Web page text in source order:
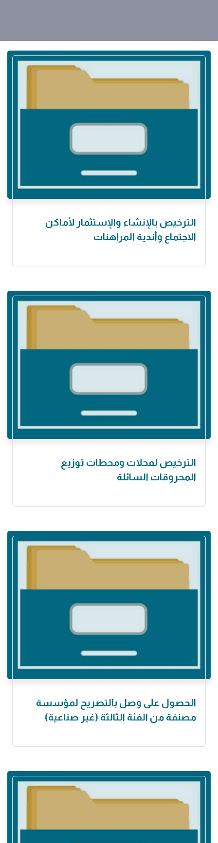
الترخيص بالإنشاء والإستثمار لأماكن
الاجتماع وأندية المراهنات
الترخيص لمحلات ومحطات توزيع
المحروقات السائلة
الحصول على وصل بالتصريح لمؤسسة
مصنفة من الفئة الثالثة (غير صناعية)‏